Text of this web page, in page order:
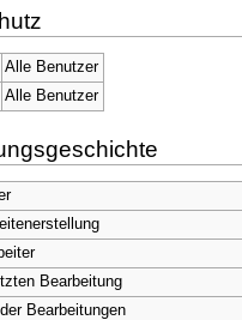
Alle Benutzer
Alle Benutzer
Bearbeitung
Bearbeitungen